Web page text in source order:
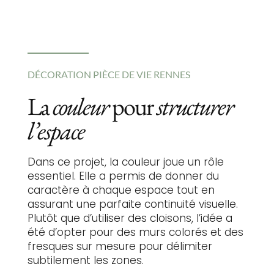
DÉCORATION PIÈCE DE VIE RENNES
Lacouleurpourstructurer
l’espace
Dans ce projet, la couleur joue un rôle
essentiel. Elle a permis de donner du
caractère à chaque espace tout en
assurant une parfaite continuité visuelle.
Plutôt que d’utiliser des cloisons, l’idée a
été d’opter pour des murs colorés et des
fresques sur mesure pour délimiter
subtilement les zones.